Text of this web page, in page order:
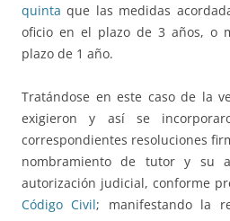
quinta que las medidas
oficio en el plazo de 3 años, o
plazo de 1 año.
Tratándose en este caso de la
exigieron y así se
correspondientes resoluciones
nombramiento de tutor y su
autorización judicial, conforme
Código Civil; manifestando la